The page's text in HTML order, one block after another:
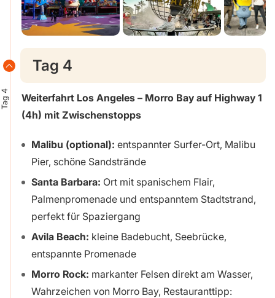
Tag 4
Tag 4
Weiterfahrt Los Angeles – Morro Bay auf Highway 1
(4h) mit Zwischenstopps
Malibu (optional): entspannter Surfer-Ort, Malibu
Pier, schöne Sandstrände
Santa Barbara: Ort mit spanischem Flair,
Palmenpromenade und entspanntem Stadtstrand,
perfekt für Spaziergang
Avila Beach: kleine Badebucht, Seebrücke,
entspannte Promenade
Morro Rock: markanter Felsen direkt am Wasser,
Wahrzeichen von Morro Bay, Restauranttipp: